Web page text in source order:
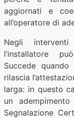
aggiornati e
all’operatore di
Negli
l’installatore
Succede
rilascia
larga: in questo
un
Segnalazione